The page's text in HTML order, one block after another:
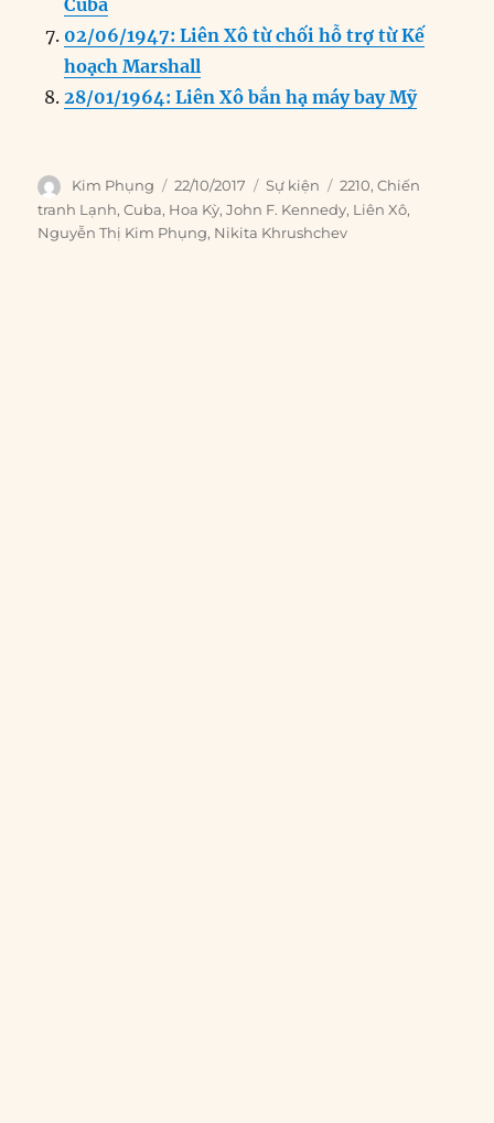
Cuba
02/06/1947: Liên Xô từ chối hỗ trợ từ Kế
hoạch Marshall
28/01/1964: Liên Xô bắn hạ máy bay Mỹ
Author
Kim Phụng
Posted
on
22/10/2017 Categories
Sự kiện Tags
2210,Chiến
tranh Lạnh,Cuba, Hoa Kỳ,John F. Kennedy, Liên Xô,
Nguyễn Thị Kim Phụng, Nikita Khrushchev